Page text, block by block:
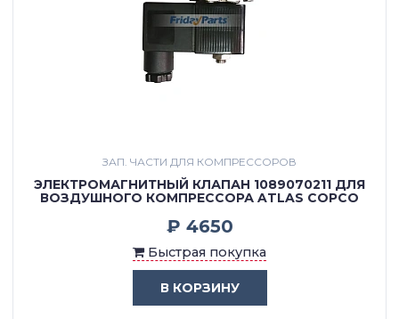
ЗАП. ЧАСТИ ДЛЯ КОМПРЕССОРОВ
ЭЛЕКТРОМАГНИТНЫЙ КЛАПАН 1089070211 ДЛЯ
ВОЗДУШНОГО КОМПРЕССОРА ATLAS COPCO
₽ 4650
Быстрая покупка
В КОРЗИНУ